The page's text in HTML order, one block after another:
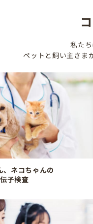
私た
ペットと飼い主さま
、ネコちゃんの
子検査